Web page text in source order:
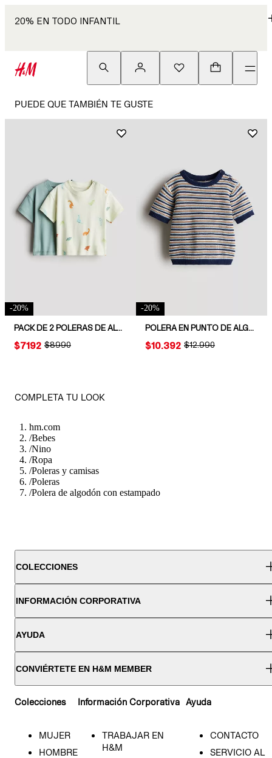
20% EN TODO INFANTIL
PUEDE QUE TAMBIÉN TE GUSTE
-20%
PACK DE 2 POLERAS DE ALGODÓN
ORIGINAL PRICE:
$8990
PRICE:
$7192
-20%
POLERA EN PUNTO DE ALGODÓN
ORIGINAL PRICE:
$12.990
PRICE:
$10.392
COMPLETA TU LOOK
hm.com
/Bebes
/Nino
/Ropa
/Poleras y camisas
/Poleras
/Polera de algodón con estampado
COLECCIONES
INFORMACIÓN CORPORATIVA
AYUDA
CONVIÉRTETE EN H&M MEMBER
Colecciones
MUJER
HOMBRE
Información Corporativa
TRABAJAR EN
H&M
Ayuda
CONTACTO
SERVICIO AL